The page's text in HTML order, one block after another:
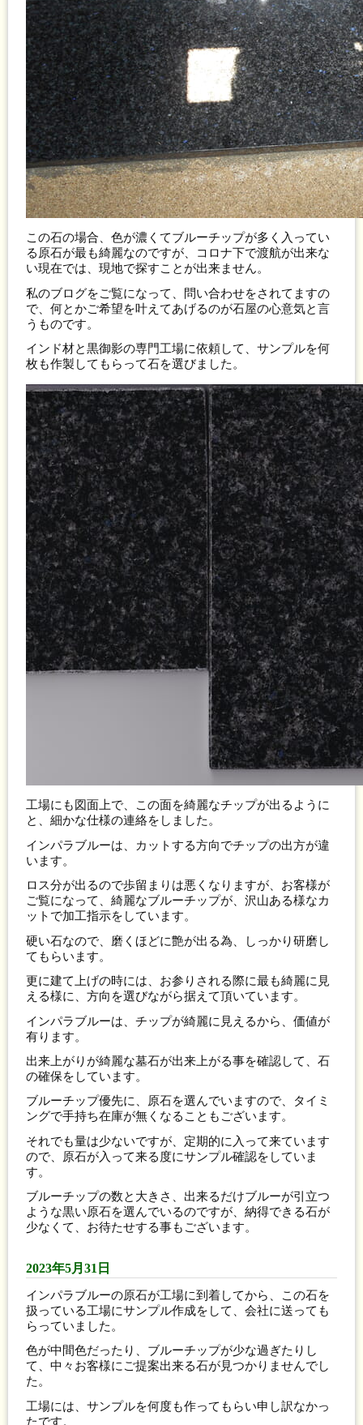
この石の場合、色が濃くてブルーチップが多く入ってい
る原石が最も綺麗なのですが、コロナ下で渡航が出来な
い現在では、現地で探すことが出来ません。
私のブログをご覧になって、問い合わせをされてますの
で、何とかご希望を叶えてあげるのが石屋の心意気と言
うものです。
インド材と黒御影の専門工場に依頼して、サンプルを何
枚も作製してもらって石を選びました。
工場にも図面上で、この面を綺麗なチップが出るように
と、細かな仕様の連絡をしました。
インパラブルーは、カットする方向でチップの出方が違
います。
ロス分が出るので歩留まりは悪くなりますが、お客様が
ご覧になって、綺麗なブルーチップが、沢山ある様なカ
ットで加工指示をしています。
硬い石なので、磨くほどに艶が出る為、しっかり研磨し
てもらいます。
更に建て上げの時には、お参りされる際に最も綺麗に見
える様に、方向を選びながら据えて頂いています。
インパラブルーは、チップが綺麗に見えるから、価値が
有ります。
出来上がりが綺麗な墓石が出来上がる事を確認して、石
の確保をしています。
ブルーチップ優先に、原石を選んでいますので、タイミ
ングで手持ち在庫が無くなることもございます。
それでも量は少ないですが、定期的に入って来ています
ので、原石が入って来る度にサンプル確認をしていま
す。
ブルーチップの数と大きさ、出来るだけブルーが引立つ
ような黒い原石を選んでいるのですが、納得できる石が
少なくて、お待たせする事もございます。
2023年5月31日
インパラブルーの原石が工場に到着してから、この石を
扱っている工場にサンプル作成をして、会社に送っても
らっていました。
色が中間色だったり、ブルーチップが少な過ぎたりし
て、中々お客様にご提案出来る石が見つかりませんでし
た。
工場には、サンプルを何度も作ってもらい申し訳なかっ
たです。